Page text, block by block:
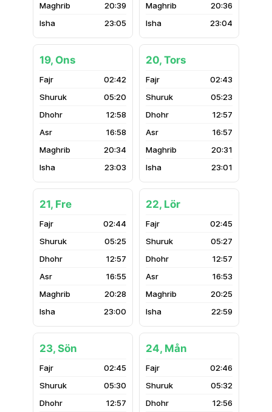
20:39
23:05
20:36
23:04
19, Ons
02:42
05:20
12:58
16:58
20:34
23:03
20, Tors
02:43
05:23
12:57
16:57
20:31
23:01
21, Fre
02:44
05:25
12:57
16:55
20:28
23:00
22, Lör
02:45
05:27
12:57
16:53
20:25
22:59
23, Sön
02:45
05:30
12:57
24, Mån
02:46
05:32
12:56